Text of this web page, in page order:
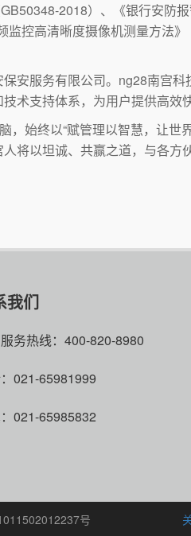
2018）、《银行安防
控高清晰度摄像机测量方法
服务有限公司。ng28南宫科
术支持体系，为用户提供高效
终以“赋管理以智慧，让世界
以坦诚、共赢之道，与各方
我们
务热线：400-820-8980
021-65981999
021-65985832
号